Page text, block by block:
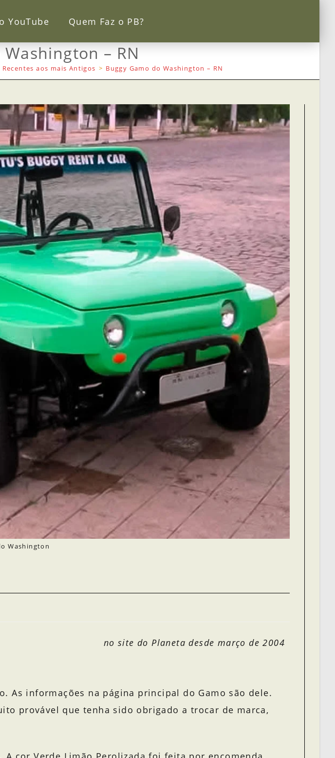
YouTube Quem Faz o PB?
– RN
aos mais Antigos > Buggy Gamo do Washington – RN
Washington
no site do Planeta desde março de 2004
As informações na página principal do Gamo são dele.
provável que tenha sido obrigado a trocar de marca,